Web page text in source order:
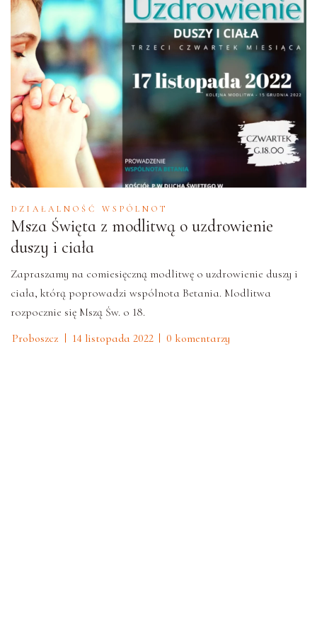
DZIAŁALNOŚĆ WSPÓLNOT
Msza Święta z modlitwą o uzdrowienie
duszy i ciała
Zapraszamy na comiesięczną modlitwę o uzdrowienie duszy i
ciała, którą poprowadzi wspólnota Betania. Modlitwa
rozpocznie się Mszą Św. o 18.
Proboszcz
14 listopada 2022 0 komentarzy